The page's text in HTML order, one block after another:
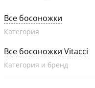
Все босоножки
Категория
Все босоножки Vitacci
Категория и бренд